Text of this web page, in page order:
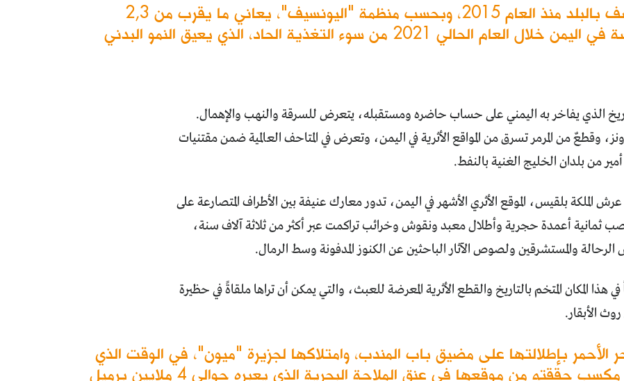
بسبب الحرب التي تعصف بالبلد منذ العام 2015، وبحسب منظمة "اليونسيف"، يعاني ما يقرب من 2,3
مليون طفل دون الخامسة في اليمن خلال العام الحالي 2021 من سوء التغذية الحاد، الذي يعيق النمو البدني
الذي يفاخر به اليمني على حساب حاضره ومستقبله، يتعرض للسرقة والنهب والإهمال.
وقطعٌ من المرمر تسرق من المواقع الأثرية في اليمن، وتعرض في المتاحف العالمية ضمن مقتنيات
من بلدان الخليج الغنية بالنفط.
الملكة بلقيس، الموقع الأثري الأشهر في اليمن، تدور معارك عنيفة بين الأطراف المتصارعة على
ثمانية أعمدة حجرية وأطلال معبد ونقوش وخرائب تراكمت عبر أكثر من ثلاثة آلاف سنة،
والمستشرقين ولصوص الآثار الباحثين عن الكنوز المدفونة وسط الرمال.
هذا المكان المتخم بالتاريخ والقطع الأثرية المعرضة للعبث، والتي يمكن أن تراها ملقاةً في حظيرة
الأبقار.
الأحمر بإطلالتها على مضيق باب المندب، وامتلاكها لجزيرة "ميون"، في الوقت الذي
لا مصلحة اقتصادية، أو مكسب حققته من موقعها في عنق الملاحة البحرية الذي يعبره حوالي 4 ملايين برميل